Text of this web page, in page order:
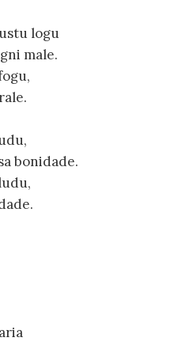
logu
male.
bonidade.